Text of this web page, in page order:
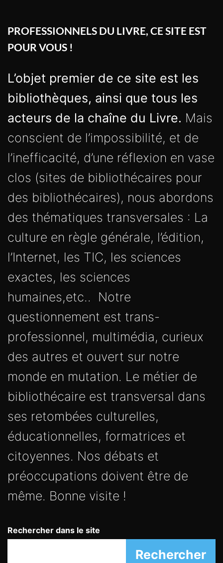
PROFESSIONNELS DU LIVRE, CE SITE EST
POUR VOUS !
L’objet premier de ce site est les
bibliothèques, ainsi que tous les
acteurs de la chaîne du Livre. Mais
conscient de l’impossibilité, et de
l’inefficacité, d’une réflexion en vase
clos (sites de bibliothécaires pour
des bibliothécaires), nous abordons
des thématiques transversales : La
culture en règle générale, l’édition,
l’Internet, les TIC, les sciences
exactes, les sciences
humaines,etc.. Notre
questionnement est trans-
professionnel, multimédia, curieux
des autres et ouvert sur notre
monde en mutation. Le métier de
bibliothécaire est transversal dans
ses retombées culturelles,
éducationnelles, formatrices et
citoyennes. Nos débats et
préoccupations doivent être de
même. Bonne visite !
Rechercher dans le site
Rechercher